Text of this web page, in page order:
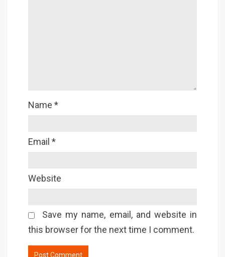
Name *
Email *
Website
Save my name, email, and website in
this browser for the next time I comment.